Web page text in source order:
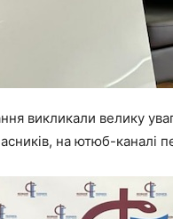
викликали велику
на ютюб-каналі